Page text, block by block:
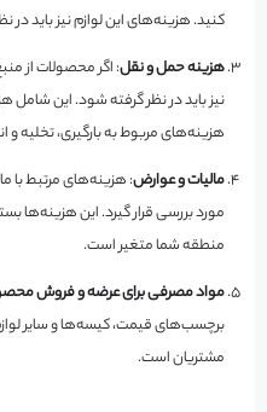
کنید. هزینه‌های این لوازم نیز باید در
هزینه حمل و نقل: اگر محصولات از
نیز باید در نظر گرفته شود. این
هزینه‌های مربوط به بارگیری، تخلیه و
مالیات و عوارض: هزینه‌های مرتبط با
مورد بررسی قرار گیرد. این هزینه‌ها
منطقه شما متغیر است.
مواد مصرفی برای عرضه و فروش
برچسب‌های قیمت، کیسه‌ها و سایر
مشتریان است.